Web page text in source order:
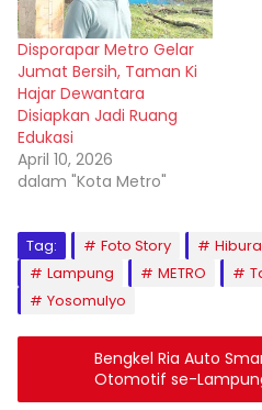
Disporapar Metro Gelar
Jumat Bersih, Taman Ki
Hajar Dewantara
Disiapkan Jadi Ruang
Edukasi
April 10, 2026
dalam "Kota Metro"
Tag: Foto Story
Lampung
METRO
Yosomulyo
Bengkel Ria Auto
Otomotif se-